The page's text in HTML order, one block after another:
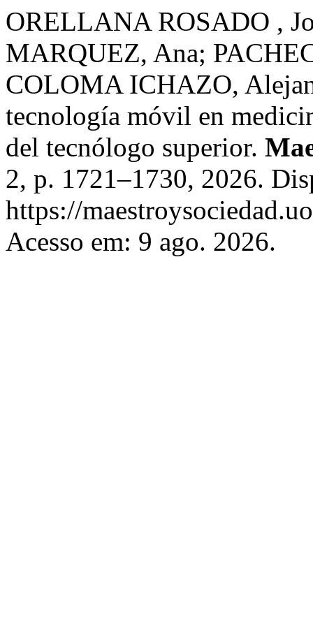
ORELLANA ROSADO ,
MARQUEZ, Ana;
COLOMA ICHAZO,
tecnología móvil en
del tecnólogo superior.
2, p. 1721–1730, 2026.
https://
Acesso em: 9 ago. 2026.